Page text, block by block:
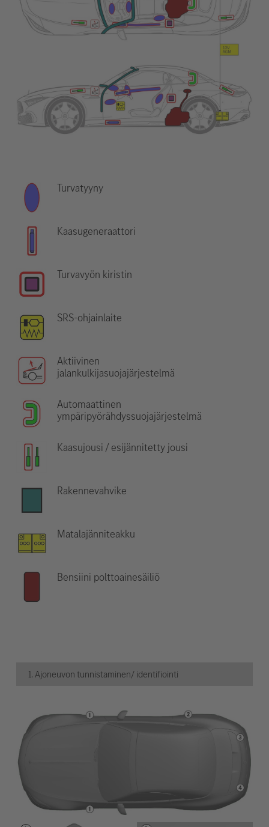
Turvatyyny
Kaasugeneraattori
Turvavyön kiristin
SRS-ohjainlaite
Aktiivinen
jalankulkijasuojajärjestelmä
Automaattinen
ympäripyörähdyssuojajärjestelmä
Kaasujousi / esijännitetty jousi
Rakennevahvike
Matalajänniteakku
Bensiini polttoainesäiliö
1. Ajoneuvon tunnistaminen/ identifiointi